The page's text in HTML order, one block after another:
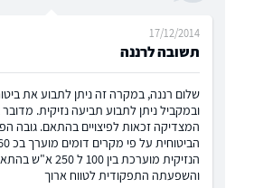
תשובה לרננה
17/12/2014
שלום רננה, במקרה זה ניתן לתבוע את
ובמקביל ניתן לתבוע תביעה נזיקית.
המצדיקה זכאות לפיצויים בהתאם. גובה
הנזיקית מוערכת
והשפעתה התפקודית לטווח ארוך